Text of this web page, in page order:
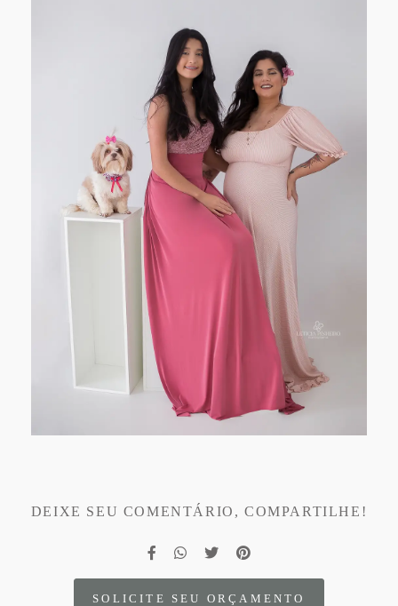
DEIXE SEU COMENTÁRIO, COMPARTILHE!
SOLICITE SEU ORÇAMENTO